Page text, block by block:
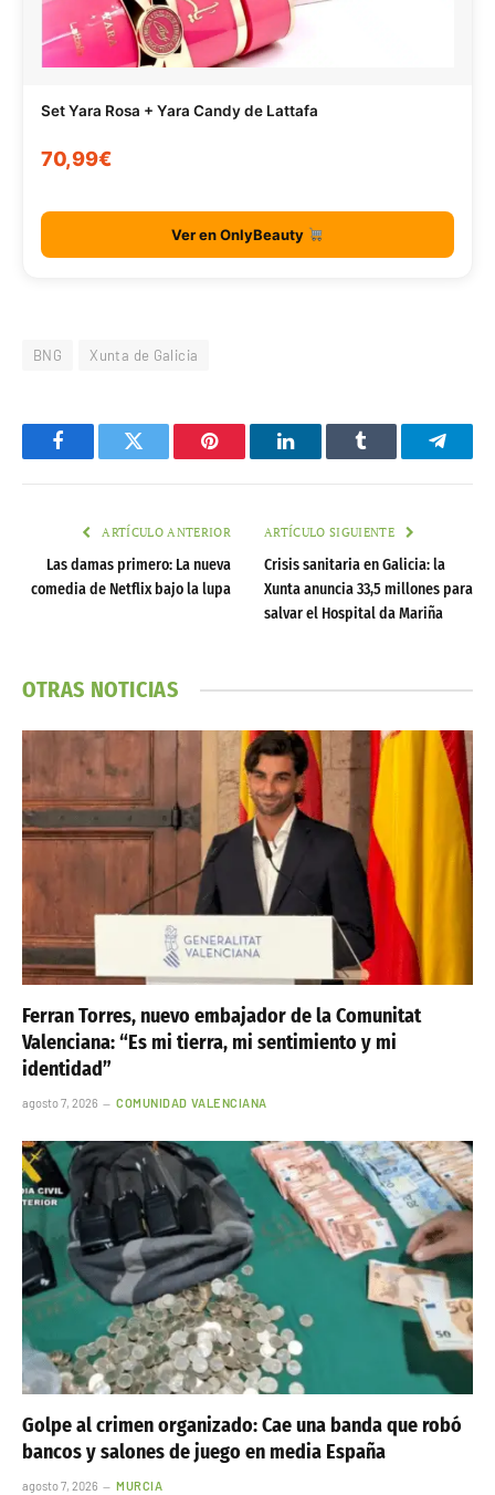
Set Yara Rosa + Yara Candy de Lattafa
70,99€
Ver en OnlyBeauty
BNG Xunta de Galicia
FacebookTwitter Pinterest LinkedInTumblr
ARTÍCULO ANTERIOR
Las damas primero: La nueva
comedia de Netflix bajo la lupa
ARTÍCULO SIGUIENTE
Crisis sanitaria en Galicia: la
Xunta anuncia 33,5 millones para
salvar el Hospital da Mariña
OTRAS NOTICIAS
Ferran Torres, nuevo embajador de la Comunitat
Valenciana: “Es mi tierra, mi sentimiento y mi
identidad”
agosto 7, 2026 COMUNIDAD VALENCIANA
Golpe al crimen organizado: Cae una banda que robó
bancos y salones de juego en media España
agosto 7, 2026 MURCIA